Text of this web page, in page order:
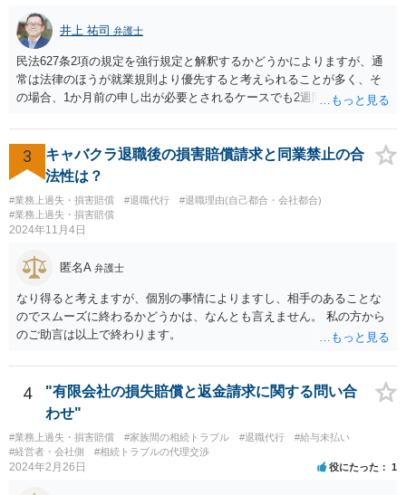
井上 祐司 弁護士
民法627条2項の規定を強行規定と解釈するかどうかによりますが、通
常は法律のほうが就業規則より優先すると考えられることが多く、そ
の場合、1か月前の申し出が必要とされるケースでも2週間前の退職予
申し出は世間のあらゆる業種で広く採用されたルールであり、それ自
体が不合理と判断されるようなものではないため、就業規則・退職金
規程において「正当な理由なく会社の承認を得ずに退職した場合や引
継ぎを行わずに退職した場合に退職金を減額ないし不支給とする」旨
の条項が設けられている場合、その制約を受けることは考えられま
す。
3
キャバクラ退職後の損害賠償請求と同業禁止の合
法性は？
#業務上過失・損害賠償 #退職代行
#退職理由(自己都合・会社都合)
#業務上過失・損害賠償
2024年11月4日
匿名A 弁護士
なり得ると考えますが、個別の事情によりますし、相手のあることな
のでスムーズに終わるかどうかは、なんとも言えません。 私の方から
のご助言は以上で終わります。
4
"有限会社の損失賠償と返金請求に関する問い合
わせ"
#業務上過失・損害賠償 #家族間の相続トラブル #退職代行
#給与未払い
#経営者・会社側
#相続トラブルの代理交渉
2024年2月26日 役にたった 1